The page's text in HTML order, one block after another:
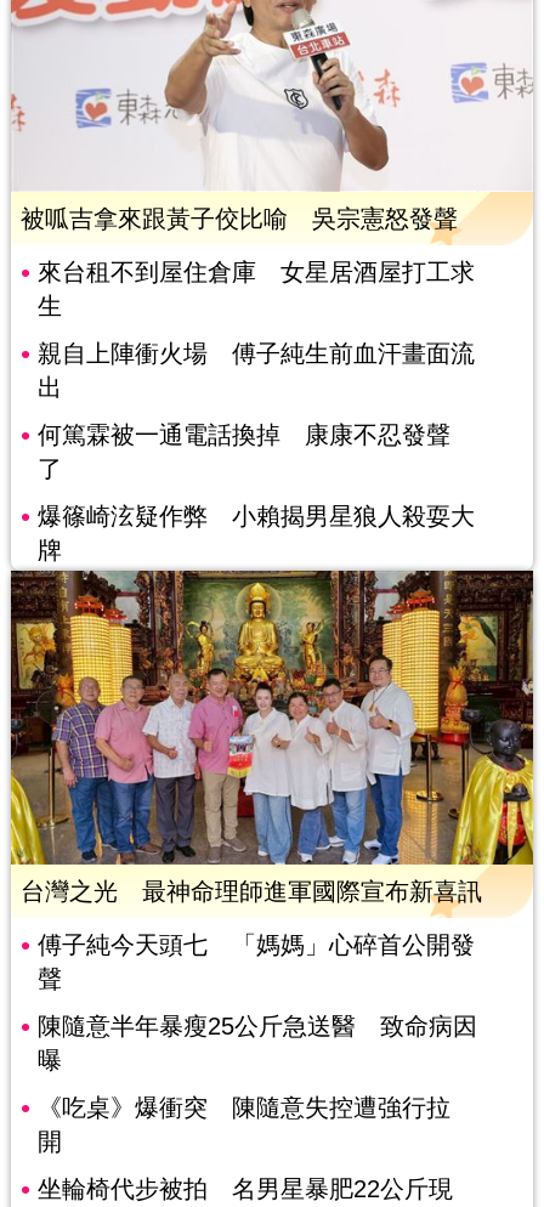
被呱吉拿來跟黃子佼比喻 吳宗憲怒發聲
來台租不到屋住倉庫 女星居酒屋打工求
生
親自上陣衝火場 傅子純生前血汗畫面流
出
何篤霖被一通電話換掉 康康不忍發聲
了
爆篠崎泫疑作弊 小賴揭男星狼人殺耍大
牌
台灣之光 最神命理師進軍國際宣布新喜訊
傅子純今天頭七 「媽媽」心碎首公開發
聲
陳隨意半年暴瘦25公斤急送醫 致命病因
曝
《吃桌》爆衝突 陳隨意失控遭強行拉
開
坐輪椅代步被拍 名男星暴肥22公斤現